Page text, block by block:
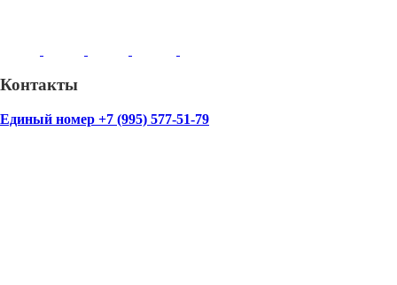
Контакты
Единый номер +7 (995) 577-51-79